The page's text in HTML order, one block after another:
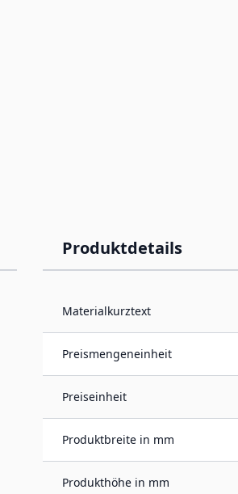
Produktdetails
Materialkurztext
Preismengeneinheit
Preiseinheit
Produktbreite in mm
Produkthöhe in mm